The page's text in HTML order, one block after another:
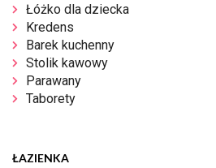
Łóżko dla dziecka
Kredens
Barek kuchenny
Stolik kawowy
Parawany
Taborety
ŁAZIENKA